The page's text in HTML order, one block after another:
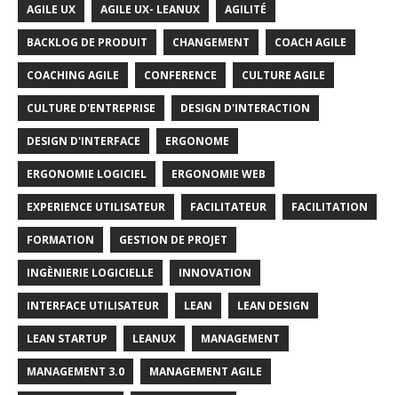
AGILE UX AGILE UX- LEANUX AGILITÉ
BACKLOG DE PRODUIT CHANGEMENT COACH AGILE
COACHING AGILE CONFERENCE CULTURE AGILE
CULTURE D'ENTREPRISE DESIGN D'INTERACTION
DESIGN D'INTERFACE ERGONOME
ERGONOMIE LOGICIEL ERGONOMIE WEB
EXPERIENCE UTILISATEUR FACILITATEUR FACILITATION
FORMATION GESTION DE PROJET
INGÈNIERIE LOGICIELLE INNOVATION
INTERFACE UTILISATEUR LEAN LEAN DESIGN
LEAN STARTUP LEANUX MANAGEMENT
MANAGEMENT 3.0 MANAGEMENT AGILE